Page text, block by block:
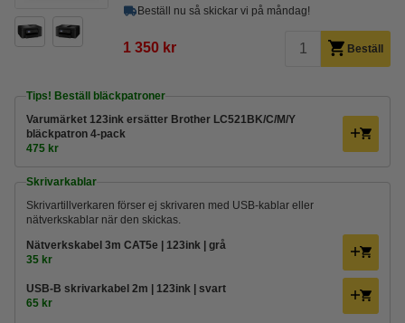
Beställ nu så skickar vi på måndag!
1 350 kr Beställ
Tips! Beställ bläckpatroner
Varumärket 123ink ersätter Brother LC521BK/C/M/Y
bläckpatron 4-pack
475 kr
Skrivarkablar
Skrivartillverkaren förser ej skrivaren med USB-kablar eller
nätverkskablar när den skickas.
Nätverkskabel 3m CAT5e | 123ink | grå
35 kr
USB-B skrivarkabel 2m | 123ink | svart
65 kr